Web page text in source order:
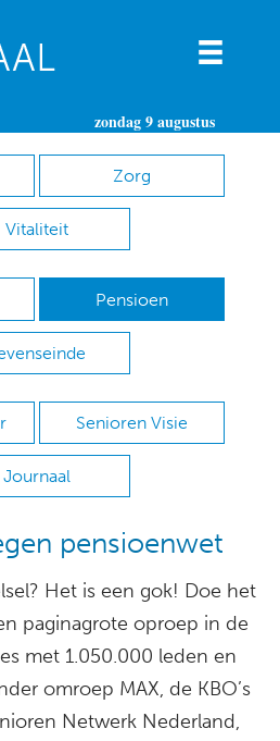
zondag 9 augustus
Zorg
Vitaliteit
Pensioen
Senioren Visie
Journaal
pensioenwet
Het is een gok! Doe het
paginagrote oproep in de
met 1.050.000 leden en
omroep MAX, de KBO’s
Netwerk Nederland,